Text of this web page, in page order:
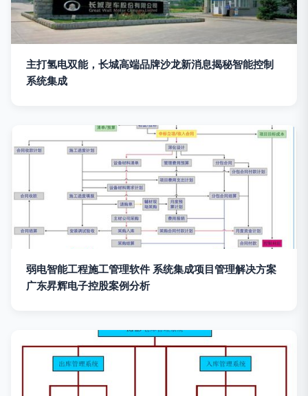
主打氢电双能，长城高端品牌沙龙新消息揭秘智能控制
系统集成
弱电智能工程施工管理软件 系统集成项目管理解决方案
广东昇辉电子控股案例分析